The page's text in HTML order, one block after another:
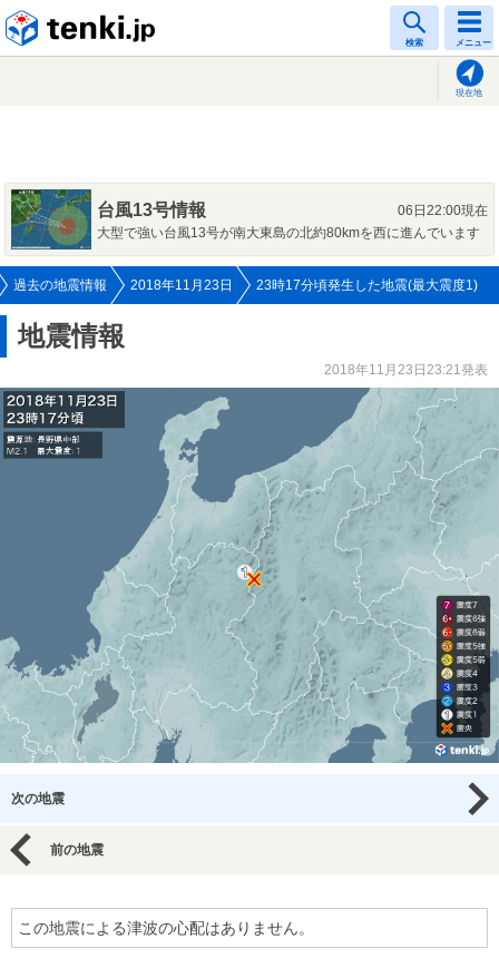
検索 メニュー
現在地
台風13号情報
06日22:00現在
大型で強い台風13号が南大東島の北約80kmを西に進んでいます
過去の地震情報 2018年11月23日 23時17分頃発生した地震(最大震度1)
地震情報
2018年11月23日23:21発表
次の地震
前の地震
この地震による津波の心配はありません。